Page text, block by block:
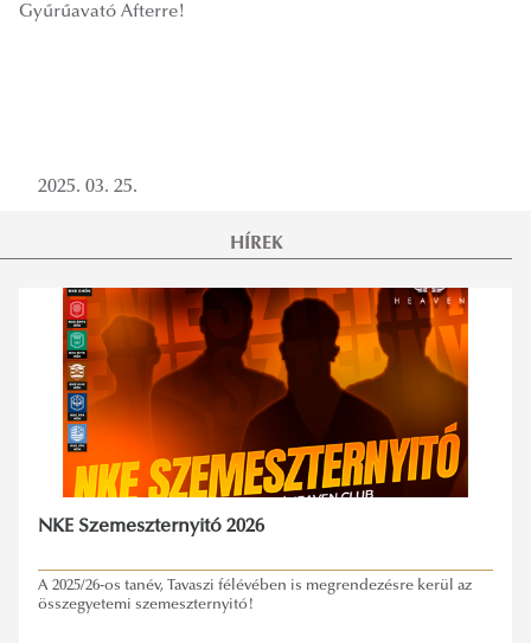
Gyűrűavató Afterre!
2025. 03. 25.
HÍREK
NKE Szemeszternyitó 2026
A 2025/26-os tanév, Tavaszi félévében is megrendezésre kerül az
összegyetemi szemeszternyitó!